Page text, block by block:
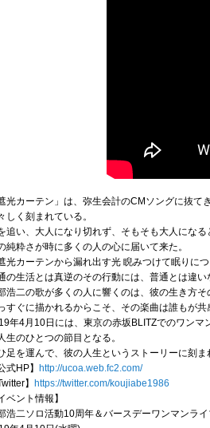
遮光カーテン」は、弥生会計のCMソングに抜
しく刻まれている。
追い、大人になり切れず、そもそも大人にな
純粋さが時に多くの人の心に届いて来た。
遮光カーテンから漏れ出す光 睨みつけて眠りにつ
の生活とは真逆のその行動には、普通とは違
浩二の歌が多くの人に響くのは、彼の生き方
すぐに描かれるからこそ、その楽曲は誰もが共
年4月10日には、東京の赤坂BLITZでのワン
生のひとつの節目となる。
足を運んで、彼の人生というストーリーに刻
式HP】
http://ucoa.web.fc2.com/
】
https://twitter.com/koujiabe1986
ベント情報】
浩二ソロ活動10周年＆バースデーワンマンラ